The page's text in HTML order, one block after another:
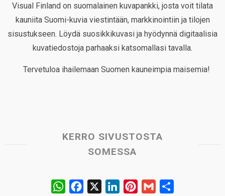
Visual Finland on suomalainen kuvapankki, josta voit tilata
kauniita Suomi-kuvia viestintään, markkinointiin ja tilojen
sisustukseen. Löydä suosikkikuvasi ja hyödynnä digitaalisia
kuvatiedostoja parhaaksi katsomallasi tavalla.
Tervetuloa ihailemaan Suomen kauneimpia maisemia!
KERRO SIVUSTOSTA
SOMESSA
W